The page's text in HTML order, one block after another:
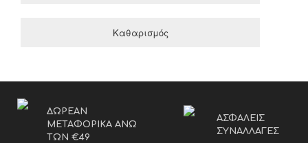
Καθαρισμός
ΔΩΡΕΑΝ
ΜΕΤΑΦΟΡΙΚΑ ΑΝΩ
ΤΩΝ €49
ΑΣΦΑΛΕΙΣ
ΣΥΝΑΛΛΑΓΕΣ